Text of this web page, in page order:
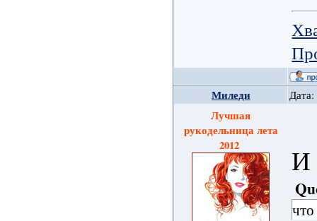
Миледи
Лучшая
рукодельница лета
2012
И